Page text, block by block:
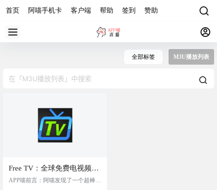
首页 阿喵手机卡 客户端 帮助 签到 赞助
全部标签 M3U播放列表
Free TV：全球免费电视频道
的M3U直播源，收录了各个
APP喵前言：阿喵发现了一个超棒的